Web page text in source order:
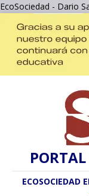
EcoSociedad - Dario
ECOSOCIEDAD